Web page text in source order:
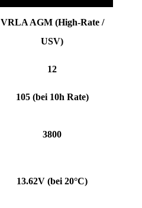
VRLA AGM (High-Rate /
USV)
12
105 (bei 10h Rate)
3800
13.62V (bei 20°C)